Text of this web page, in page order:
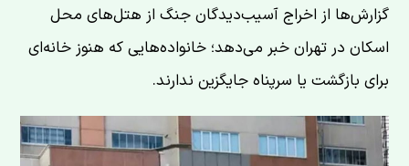
گزارش‌ها از اخراج آسیب‌دیدگان جنگ از هتل‌های محل
اسکان در تهران خبر می‌دهد؛ خانواده‌هایی که هنوز خانه‌ای
برای بازگشت یا سرپناه جایگزین ندارند.